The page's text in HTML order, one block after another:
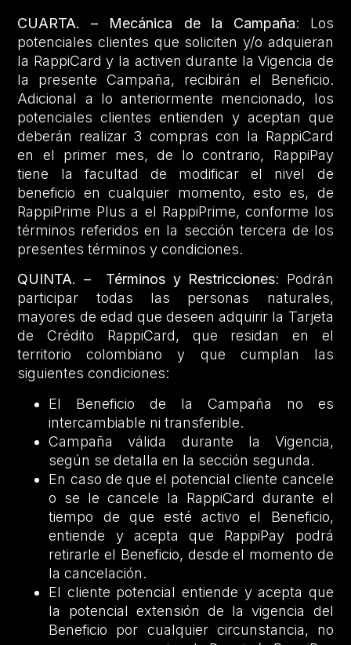
CUARTA. – Mecánica de la Campaña: Los
potenciales clientes que soliciten y/o adquieran
la RappiCard y la activen durante la Vigencia de
la presente Campaña, recibirán el Beneficio.
Adicional a lo anteriormente mencionado, los
potenciales clientes entienden y aceptan que
deberán realizar 3 compras con la RappiCard
en el primer mes, de lo contrario, RappiPay
tiene la facultad de modificar el nivel de
beneficio en cualquier momento, esto es, de
RappiPrime Plus a el RappiPrime, conforme los
términos referidos en la sección tercera de los
presentes términos y condiciones.
QUINTA. – Términos y Restricciones: Podrán
participar todas las personas naturales,
mayores de edad que deseen adquirir la Tarjeta
de Crédito RappiCard, que residan en el
territorio colombiano y que cumplan las
siguientes condiciones:
El Beneficio de la Campaña no es
intercambiable ni transferible.
Campaña válida durante la Vigencia,
según se detalla en la sección segunda.
En caso de que el potencial cliente cancele
o se le cancele la RappiCard durante el
tiempo de que esté activo el Beneficio,
entiende y acepta que RappiPay podrá
retirarle el Beneficio, desde el momento de
la cancelación.
El cliente potencial entiende y acepta que
la potencial extensión de la vigencia del
Beneficio por cualquier circunstancia, no